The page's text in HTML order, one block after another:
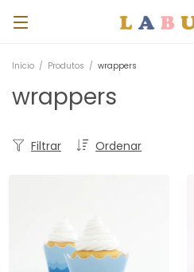
Início / Produtos / wrappers
wrappers
Ordenar
Filtrar